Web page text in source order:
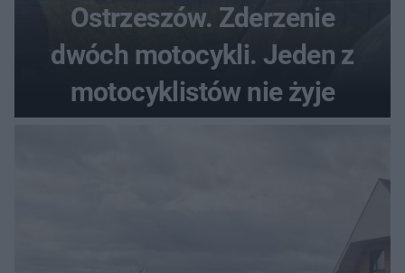
Ostrzeszów. Zderzenie
dwóch motocykli. Jeden z
motocyklistów nie żyje